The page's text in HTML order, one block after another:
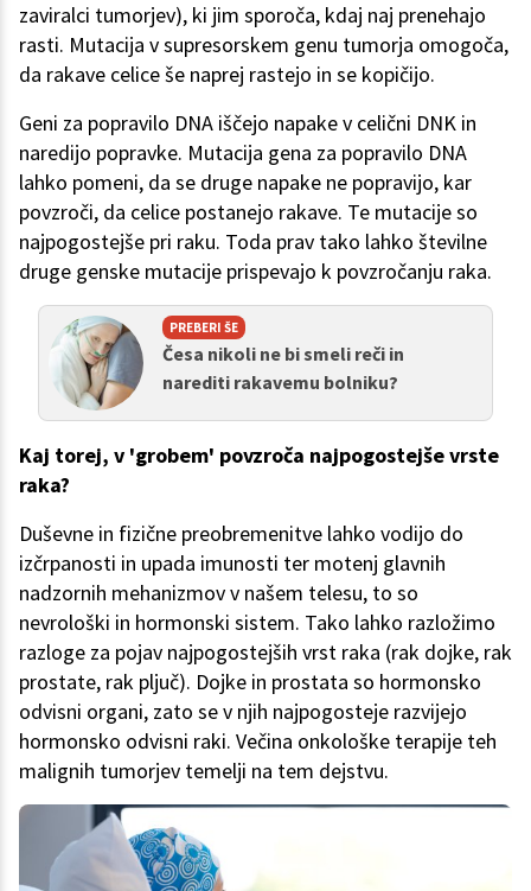
zaviralci tumorjev), ki jim sporoča, kdaj naj prenehajo
rasti. Mutacija v supresorskem genu tumorja omogoča,
da rakave celice še naprej rastejo in se kopičijo.
Geni za popravilo DNA iščejo napake v celični DNK in
naredijo popravke. Mutacija gena za popravilo DNA
lahko pomeni, da se druge napake ne popravijo, kar
povzroči, da celice postanejo rakave. Te mutacije so
najpogostejše pri raku. Toda prav tako lahko številne
druge genske mutacije prispevajo k povzročanju raka.
PREBERI ŠE
Česa nikoli ne bi smeli reči in
narediti rakavemu bolniku?
Kaj torej, v 'grobem' povzroča najpogostejše vrste
raka?
Duševne in fizične preobremenitve lahko vodijo do
izčrpanosti in upada imunosti ter motenj glavnih
nadzornih mehanizmov v našem telesu, to so
nevrološki in hormonski sistem. Tako lahko razložimo
razloge za pojav najpogostejših vrst raka (rak dojke, rak
prostate, rak pljuč). Dojke in prostata so hormonsko
odvisni organi, zato se v njih najpogosteje razvijejo
hormonsko odvisni raki. Večina onkološke terapije teh
malignih tumorjev temelji na tem dejstvu.